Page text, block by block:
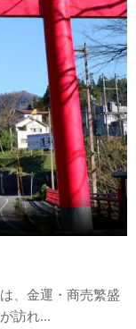
、金運・商売繁盛
訪れ...